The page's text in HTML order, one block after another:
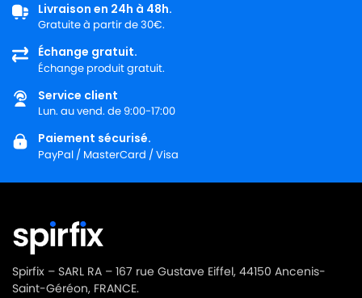
Livraison en 24h à 48h.
Gratuite à partir de 30€.
Échange gratuit.
Échange produit gratuit.
Service client
Lun. au vend. de 9:00-17:00
Paiement sécurisé.
PayPal / MasterCard / Visa
Spirfix – SARL RA – 167 rue Gustave Eiffel, 44150 Ancenis-
Saint-Géréon, FRANCE.